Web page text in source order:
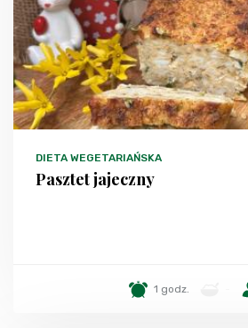
DIETA WEGETARIAŃSKA
Pasztet jajeczny
1 godz.